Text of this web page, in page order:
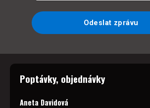
Odeslat zprávu
Poptávky, objednávky
Aneta Davidová